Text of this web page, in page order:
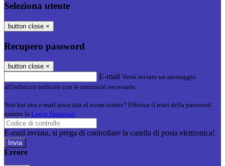
Seleziona utente
button close ×
Recupero password
button close ×
E-mail Verrà inviato un messaggio
all'indirizzo indicato con le istruzioni necessarie.
Non hai una e-mail associata al nome utente? Effettua il reset della password
tramite la Login Spaggiari
E-mail inviata, si prega di controllare la casella di posta elettronica!
Errore